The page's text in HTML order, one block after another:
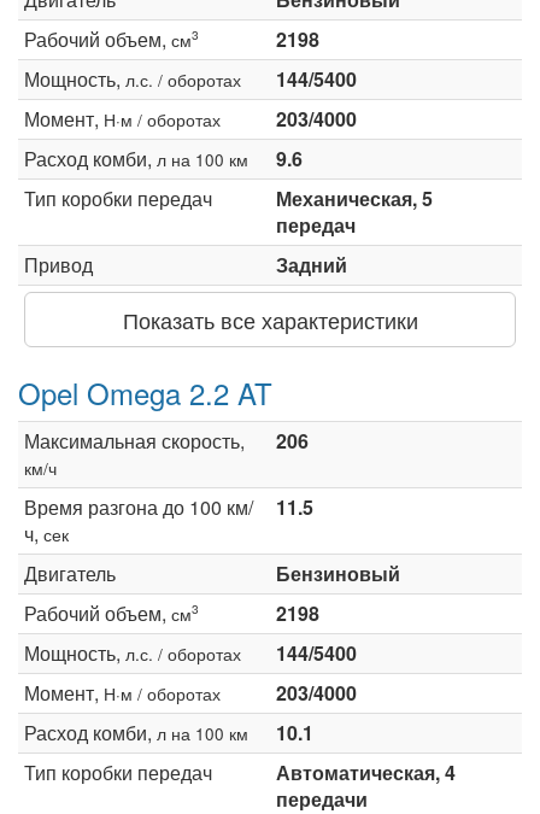
Рабочий объем, см3
2198
Мощность, л.с. / оборотах
144/5400
Момент, Н·м / оборотах
203/4000
Расход комби, л на 100 км
9.6
Тип коробки передач
Механическая, 5
передач
Привод
Задний
Показать все характеристики
Opel Omega 2.2 AT
Максимальная скорость,
км/ч
206
Время разгона до 100 км/
ч, сек
11.5
Двигатель
Бензиновый
Рабочий объем, см3
2198
Мощность, л.с. / оборотах
144/5400
Момент, Н·м / оборотах
203/4000
Расход комби, л на 100 км
10.1
Тип коробки передач
Автоматическая, 4
передачи